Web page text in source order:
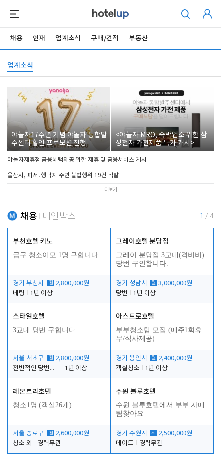
채용 인재 업계소식 구매/견적 부동산
업계소식
야놀자17주년 기념 야놀자 통합발
주센터 할인 프로모션 진행
<야놀자 MRO, 숙박업소 위한 삼
성전자 가전제품 특가 개시>
야놀자제휴점 금융혜택제공 위한 제휴 및 금융서비스 게시
울산시, 피서․행락지 주변 불법행위 19건 적발
더보기
채용 메인박스 1 / 4
부천호텔 키노
급구 청소이모 1명 구합니다.
경기 부천시 월 2,800,000원
베팅
1년 이상
그레이호텔 분당점
그레이 분당점 3교대(격비비)
당번 구인합니다.
경기 성남시 월 3,000,000원
당번
1년 이상
스타일호텔
3교대 당번 구합니다.
서울 서초구 월 2,800,000원
전반적인 당번업무
1년 이상
아스트로호텔
부부청소팀 모집 (매주1회휴
무/식사제공)
경기 용인시 월 2,400,000원
객실청소
1년 이상
레몬트리호텔
청소1명 (객실26개)
서울 종로구 월 2,600,000원
청소 외
경력무관
수원 블루호텔
수원 블루호텔에서 부부 자매
팀찾아요
경기 수원시 시
2,500,000원
메이드
경력무관